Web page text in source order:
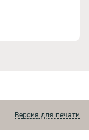
Версия для печати